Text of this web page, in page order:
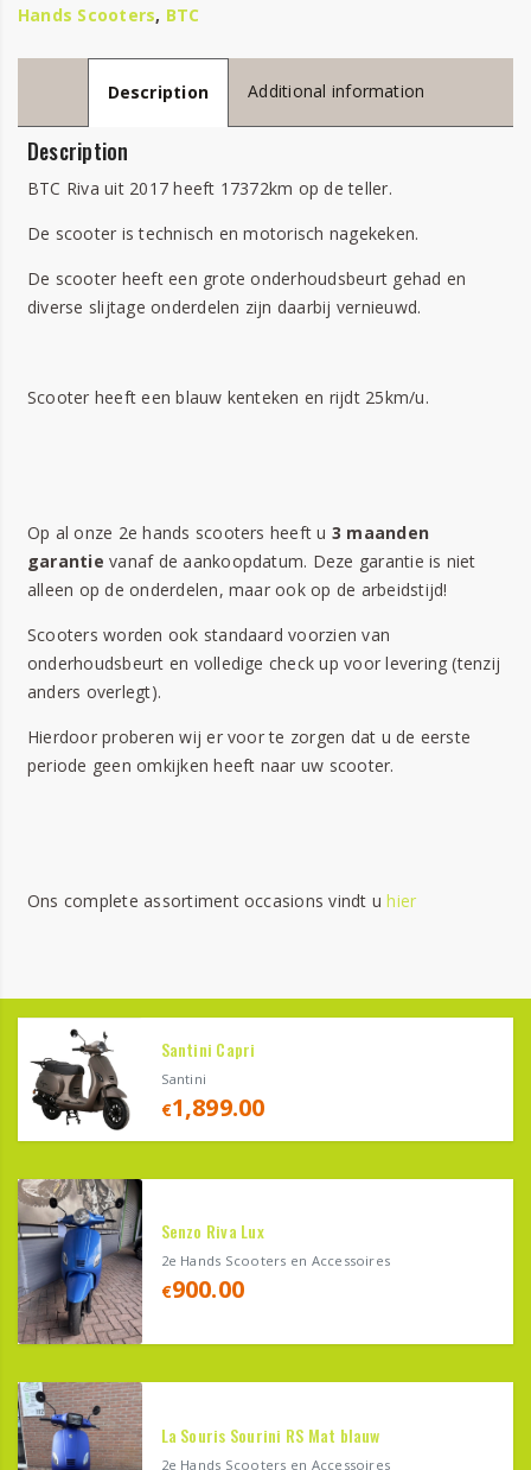
Hands Scooters, BTC
Description Additional information
Description
BTC Riva uit 2017 heeft 17372km op de teller.
De scooter is technisch en motorisch nagekeken.
De scooter heeft een grote onderhoudsbeurt gehad en
diverse slijtage onderdelen zijn daarbij vernieuwd.
Scooter heeft een blauw kenteken en rijdt 25km/u.
Op al onze 2e hands scooters heeft u 3 maanden
garantie vanaf de aankoopdatum. Deze garantie is niet
alleen op de onderdelen, maar ook op de arbeidstijd!
Scooters worden ook standaard voorzien van
onderhoudsbeurt en volledige check up voor levering (tenzij
anders overlegt).
Hierdoor proberen wij er voor te zorgen dat u de eerste
periode geen omkijken heeft naar uw scooter.
Ons complete assortiment occasions vindt uhier
Santini Capri
Santini
€1,899.00
Senzo Riva Lux
2e Hands Scooters en Accessoires
€900.00
La Souris Sourini RS Mat blauw
2e Hands Scooters en Accessoires